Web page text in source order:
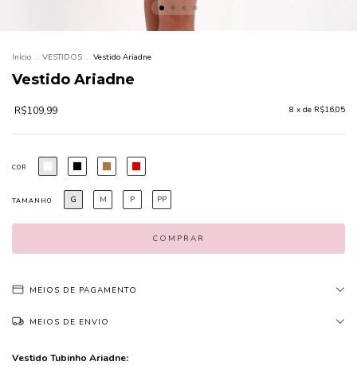
Início . VESTIDOS . Vestido Ariadne
Vestido Ariadne
R$109,99 8 x de R$16,05
COR
TAMANHO G M P PP
MEIOS DE PAGAMENTO
MEIOS DE ENVIO
Vestido Tubinho Ariadne: